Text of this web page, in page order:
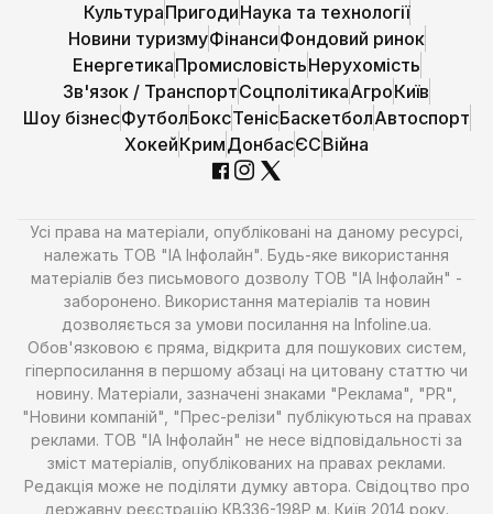
КультураПригодиНаука та технології
Новини туризмуФінансиФондовий ринок
ЕнергетикаПромисловістьНерухомість
Зв'язок / ТранспортСоцполітикаАгроКиїв
Шоу бізнесФутболБоксТенісБаскетболАвтоспорт
ХокейКримДонбасЄСВійна
Усі права на матеріали, опубліковані на даному ресурсі,
належать ТОВ "ІА Інфолайн". Будь-яке використання
матеріалів без письмового дозволу ТОВ "ІА Інфолайн" -
заборонено. Використання матеріалів та новин
дозволяється за умови посилання на Infoline.ua.
Обов'язковою є пряма, відкрита для пошукових систем,
гіперпосилання в першому абзаці на цитовану статтю чи
новину. Матеріали, зазначені знаками "Реклама", "PR",
"Новини компаній", "Прес-релізи" публікуються на правах
реклами. ТОВ "ІА Інфолайн" не несе відповідальності за
зміст матеріалів, опублікованих на правах реклами.
Редакція може не поділяти думку автора. Свідоцтво про
державну реєстрацію КВ336-198Р м. Київ 2014 року.